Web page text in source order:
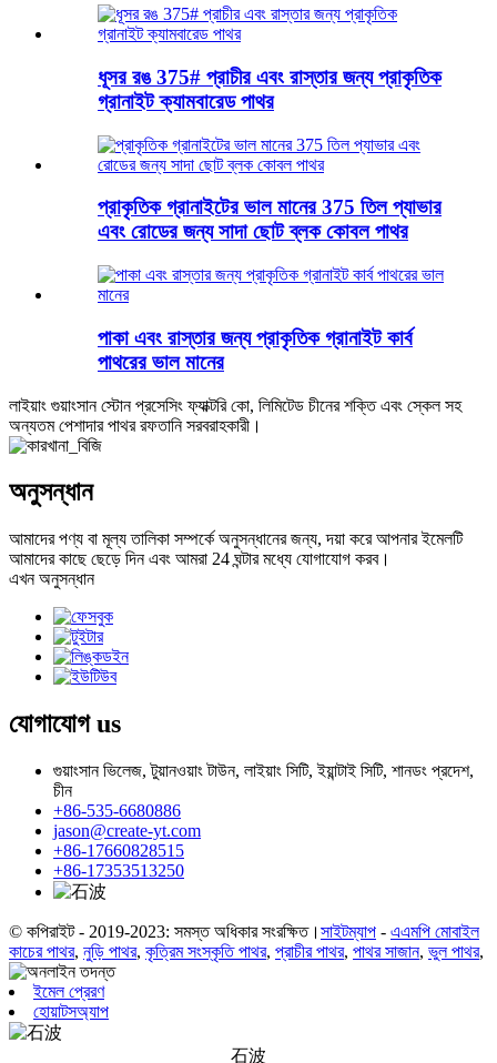
ধূসর রঙ 375# প্রাচীর এবং রাস্তার জন্য প্রাকৃতিক
গ্রানাইট ক্যামবারেড পাথর
প্রাকৃতিক গ্রানাইটের ভাল মানের 375 তিল প্যাভার
এবং রোডের জন্য সাদা ছোট ব্লক কোবল পাথর
পাকা এবং রাস্তার জন্য প্রাকৃতিক গ্রানাইট কার্ব
পাথরের ভাল মানের
লাইয়াং গুয়াংসান স্টোন প্রসেসিং ফ্যাক্টরি কো, লিমিটেড চীনের শক্তি এবং স্কেল সহ
অন্যতম পেশাদার পাথর রফতানি সরবরাহকারী।
অনুসন্ধান
আমাদের পণ্য বা মূল্য তালিকা সম্পর্কে অনুসন্ধানের জন্য, দয়া করে আপনার ইমেলটি
আমাদের কাছে ছেড়ে দিন এবং আমরা 24 ঘন্টার মধ্যে যোগাযোগ করব।
এখন অনুসন্ধান
যোগাযোগus
গুয়াংসান ভিলেজ, টুয়ানওয়াং টাউন, লাইয়াং সিটি, ইয়ান্টাই সিটি, শানডং প্রদেশ,
চীন
+86-535-6680886
jason@create-yt.com
+86-17660828515
+86-17353513250
© কপিরাইট - 2019-2023: সমস্ত অধিকার সংরক্ষিত। সাইটম্যাপ - এএমপি মোবাইল
কাচের পাথর, নুড়ি পাথর, কৃত্রিম সংস্কৃতি পাথর, প্রাচীর পাথর, পাথর সাজান, ভুল পাথর,
ইমেল প্রেরণ
হোয়াটসঅ্যাপ
石波